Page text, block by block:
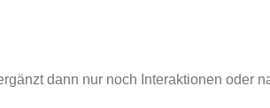
dann nur noch Interaktionen oder